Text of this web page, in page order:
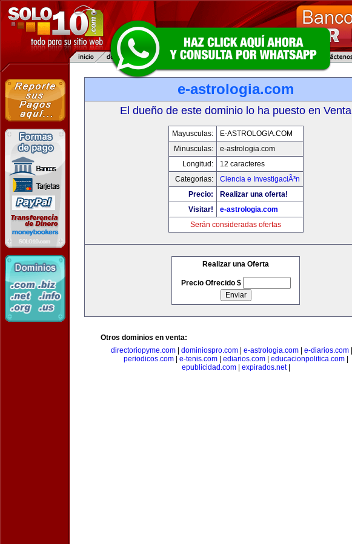
e-astrologia.com
El dueño de este dominio lo ha puesto en Venta
Mayusculas:
E-ASTROLOGIA.COM
Minusculas:
e-astrologia.com
Longitud:
12 caracteres
Categorias:
Ciencia e InvestigaciÃ³n
Precio:
Realizar una oferta!
Visitar!
e-astrologia.com
Serán consideradas ofertas
Realizar una Oferta
Precio Ofrecido $
Otros dominios en venta:
directoriopyme.com| dominiospro.com| e-astrologia.com| e-diarios.com|
periodicos.com| e-tenis.com| ediarios.com| educacionpolitica.com|
epublicidad.com| expirados.net|